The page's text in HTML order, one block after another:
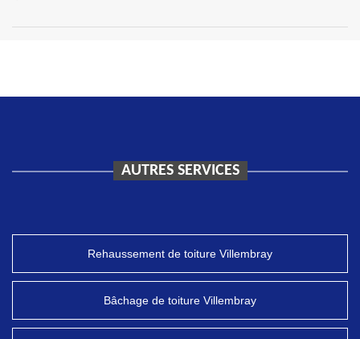
AUTRES SERVICES
Rehaussement de toiture Villembray
Bâchage de toiture Villembray